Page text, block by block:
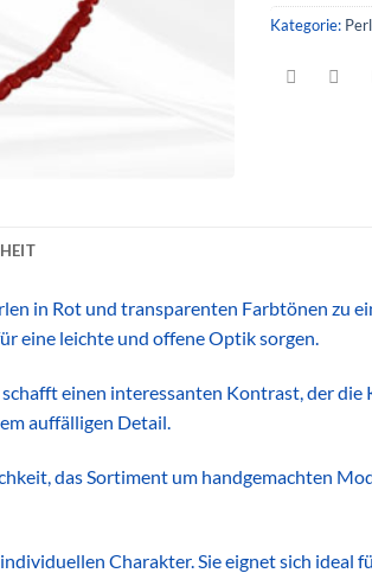
Kategorie:
in Rot und transparenten Farbtönen zu
eine leichte und offene Optik sorgen.
einen interessanten Kontrast, der
auffälligen Detail.
das Sortiment um handgemachten
Charakter. Sie eignet sich ideal